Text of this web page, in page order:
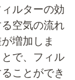
ルターの効
空気の流れ
増加しま
で、フィル
ことができ